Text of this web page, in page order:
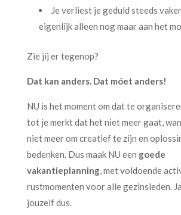
Je verliest je geduld steeds
eigenlijk alleen nog maar aan het
Zie jij er tegenop?
Dat kan anders. Dat móet anders!
NU is het moment om dat te
tot je merkt dat het niet meer gaat,
niet meer om creatief te zijn en
bedenken. Dus maak NU een goede
vakantieplanning, met voldoende
rustmomenten voor alle gezinsleden.
jouzelf dus.